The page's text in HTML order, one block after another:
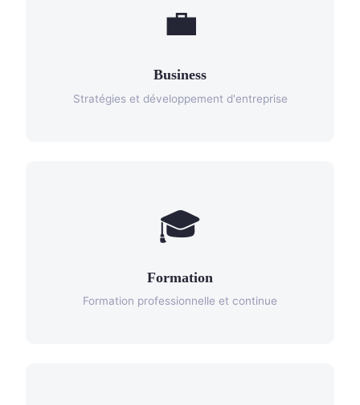
💼
Business
Stratégies et développement d'entreprise
🎓
Formation
Formation professionnelle et continue